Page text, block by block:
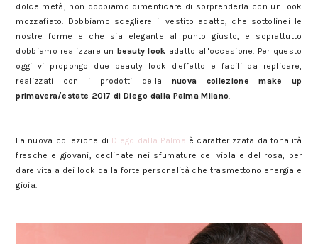
dolce metà, non dobbiamo dimenticare di sorprenderla con un look
mozzafiato. Dobbiamo scegliere il vestito adatto, che sottolinei le
nostre forme e che sia elegante al punto giusto, e soprattutto
dobbiamo realizzare un beauty look adatto all'occasione. Per questo
oggi vi propongo due beauty look d'effetto e facili da replicare,
realizzati con i prodotti della nuova collezione make up
primavera/estate 2017 di Diego dalla Palma Milano.
La nuova collezione di Diego dalla Palma è caratterizzata da tonalità
fresche e giovani, declinate nei sfumature del viola e del rosa, per
dare vita a dei look dalla forte personalità che trasmettono energia e
gioia.